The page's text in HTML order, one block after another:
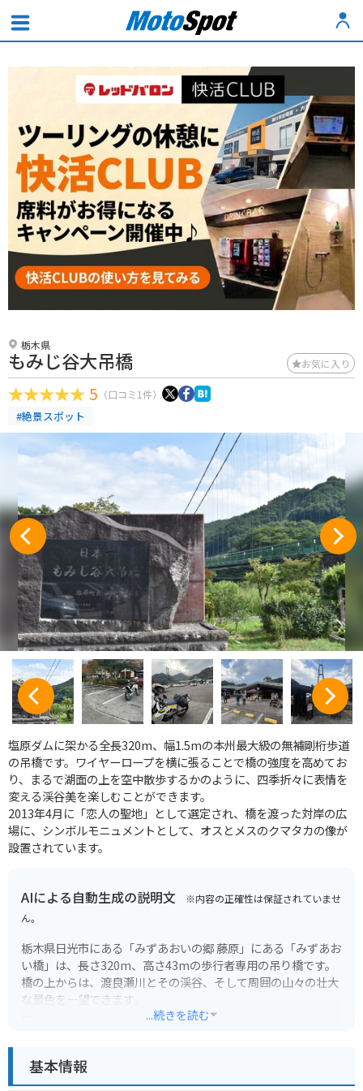
栃木県
もみじ谷大吊橋 お気に入り
5 （口コミ1件）
#絶景スポット
塩原ダムに架かる全長320m、幅1.5mの本州最大級の無補剛桁歩道
の吊橋です。ワイヤーロープを横に張ることで橋の強度を高めてお
り、まるで湖面の上を空中散歩するかのように、四季折々に表情を
変える渓谷美を楽しむことができます。
2013年4月に「恋人の聖地」として選定され、橋を渡った対岸の広
場に、シンボルモニュメントとして、オスとメスのクマタカの像が
設置されています。
AIによる自動生成の説明文 ※内容の正確性は保証されていませ
ん。
栃木県日光市にある「みずあおいの郷 藤原」にある「みずあお
い橋」は、長さ320m、高さ43mの歩行者専用の吊り橋です。
橋の上からは、渡良瀬川とその渓谷、そして周囲の山々の壮大
な景色を一望できます。
す。橋を渡る際は、眼下に広がる景色だけでなく、そよ風や鳥
のさえずりなど、五感で自然を感じてみてください。
...続きを読む
基本情報